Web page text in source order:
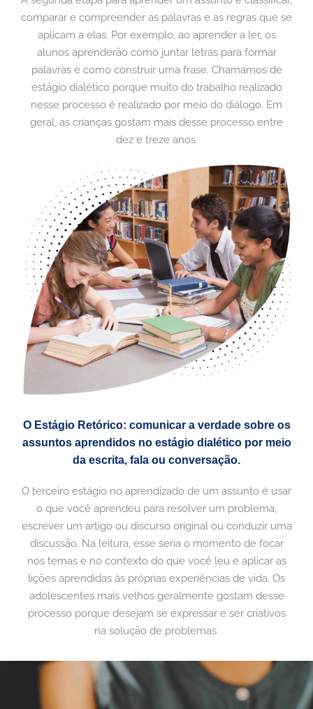
comparar e compreender as palavras e as regras que se
aplicam a elas. Por exemplo, ao aprender a ler, os
alunos aprenderão como juntar letras para formar
palavras e como construir uma frase. Chamamos de
estágio dialético porque muito do trabalho realizado
nesse processo é realizado por meio do diálogo. Em
geral, as crianças gostam mais desse processo entre
dez e treze anos.
O Estágio Retórico: comunicar a verdade sobre os
assuntos aprendidos no estágio dialético por meio
da escrita, fala ou conversação.
O terceiro estágio no aprendizado de um assunto é usar
o que você aprendeu para resolver um problema,
escrever um artigo ou discurso original ou conduzir uma
discussão. Na leitura, esse seria o momento de focar
nos temas e no contexto do que você leu e aplicar as
lições aprendidas às próprias experiências de vida. Os
adolescentes mais velhos geralmente gostam desse
processo porque desejam se expressar e ser criativos
na solução de problemas.